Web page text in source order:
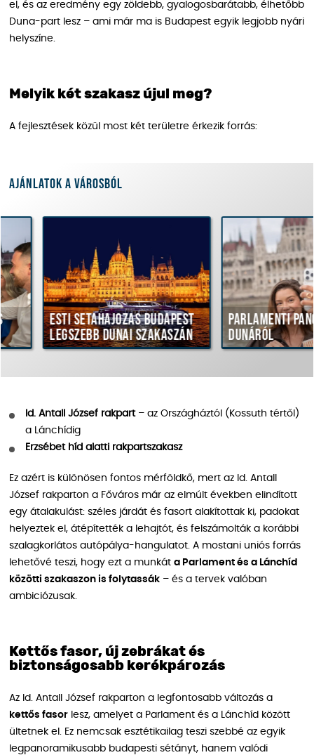
el, és az eredmény egy zöldebb, gyalogosbarátabb, élhetőbb
Duna-part lesz – ami már ma is Budapest egyik legjobb nyári
helyszíne.
Melyik két szakasz újul meg?
A fejlesztések közül most két területre érkezik forrás:
Ajánlatok a városból
Esti sétahajózás Budapest
legszebb dunai szakaszán
Parlamenti
Dunáról
Id. Antall József rakpart– az Országháztól (Kossuth tértől)
a Lánchídig
Erzsébet híd alatti rakpartszakasz
Ez azért is különösen fontos mérföldkő, mert az Id. Antall
József rakparton a Főváros már az elmúlt években elindított
egy átalakulást: széles járdát és fasort alakítottak ki, padokat
helyeztek el, átépítették a lehajtót, és felszámolták a korábbi
szalagkorlátos autópálya-hangulatot. A mostani uniós forrás
lehetővé teszi, hogy ezt a munkát a Parlament és a Lánchíd
közötti szakaszon is folytassák – és a tervek valóban
ambiciózusak.
Kettős fasor, új zebrákat és
biztonságosabb kerékpározás
Az Id. Antall József rakparton a legfontosabb változás a
kettős fasor lesz, amelyet a Parlament és a Lánchíd között
ültetnek el. Ez nemcsak esztétikailag teszi szebbé az egyik
legpanoramikusabb budapesti sétányt, hanem valódi